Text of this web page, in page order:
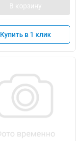
В корзину
Купить в 1 клик